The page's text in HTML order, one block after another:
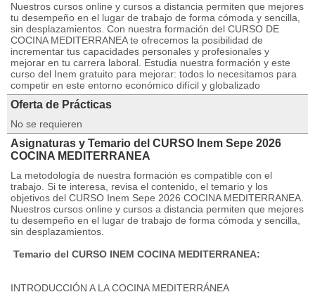
Nuestros cursos online y cursos a distancia permiten que mejores
tu desempeño en el lugar de trabajo de forma cómoda y sencilla,
sin desplazamientos. Con nuestra formación del CURSO DE
COCINA MEDITERRANEA te ofrecemos la posibilidad de
incrementar tus capacidades personales y profesionales y
mejorar en tu carrera laboral. Estudia nuestra formación y este
curso del Inem gratuito para mejorar: todos lo necesitamos para
competir en este entorno económico difícil y globalizado
Oferta de Prácticas
No se requieren
Asignaturas y Temario del CURSO Inem Sepe 2026
COCINA MEDITERRANEA
La metodología de nuestra formación es compatible con el
trabajo. Si te interesa, revisa el contenido, el temario y los
objetivos del CURSO Inem Sepe 2026 COCINA MEDITERRANEA.
Nuestros cursos online y cursos a distancia permiten que mejores
tu desempeño en el lugar de trabajo de forma cómoda y sencilla,
sin desplazamientos.
Temario del CURSO INEM COCINA MEDITERRANEA:
INTRODUCCIÓN A LA COCINA MEDITERRÁNEA